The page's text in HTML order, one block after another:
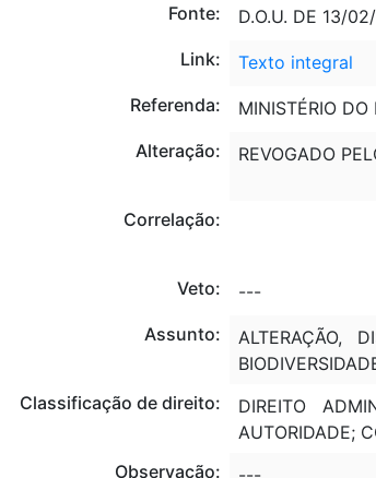
Fonte:
D.O.U. DE 13/
Link:
Texto integral
Referenda:
MINISTÉRIO
Alteração:
REVOGADO
Correlação:
Veto:
---
Assunto:
ALTERAÇÃO,
Classificação de direito:
DIREITO
AUTORIDADE;
Observação: